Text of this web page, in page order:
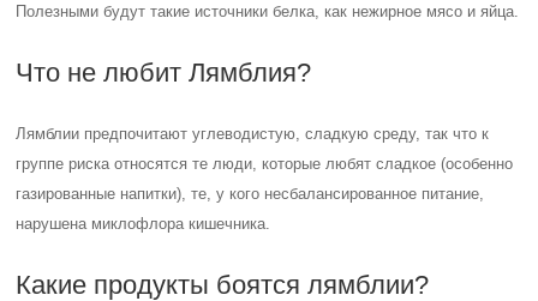
Полезными будут такие источники белка, как нежирное мясо и яйца.
Что не любит Лямблия?
Лямблии предпочитают углеводистую, сладкую среду, так что к
группе риска относятся те люди, которые любят сладкое (особенно
газированные напитки), те, у кого несбалансированное питание,
нарушена миклофлора кишечника.
Какие продукты боятся лямблии?